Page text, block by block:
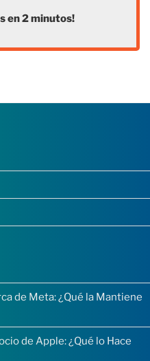
en 2 minutos!
de Meta: ¿Qué la Mantiene
de Apple: ¿Qué lo Hace